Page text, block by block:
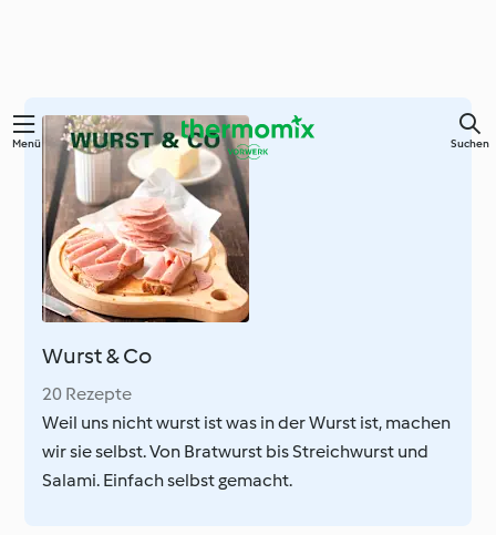
Zum
Hauptinhalt
springen
Menü Suchen
Wurst & Co
20 Rezepte
Weil uns nicht wurst ist was in der Wurst ist, machen
wir sie selbst. Von Bratwurst bis Streichwurst und
Salami. Einfach selbst gemacht.